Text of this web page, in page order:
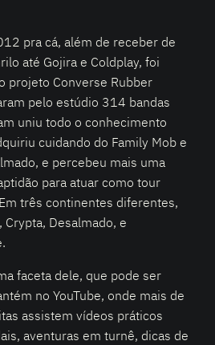
pra cá, além de receber de
até Gojira e Coldplay, foi
projeto Converse Rubber
pelo estúdio 314 bandas
uniu todo o conhecimento
cuidando do Family Mob e
e percebeu mais uma
para atuar como tour
três continentes diferentes,
Desalmado, e
faceta dele, que pode ser
no YouTube, onde mais de
assistem vídeos práticos
aventuras em turnê, dicas de